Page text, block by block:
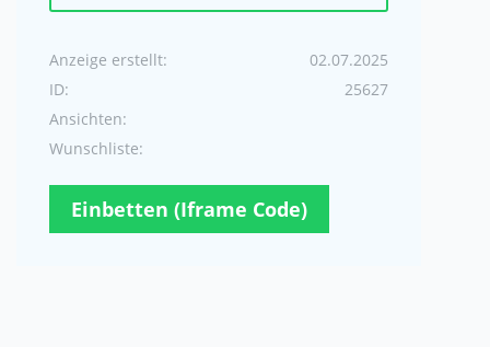
Anzeige erstellt:
02.07.2025
ID:
25627
Ansichten:
Wunschliste:
Einbetten (Iframe Code)